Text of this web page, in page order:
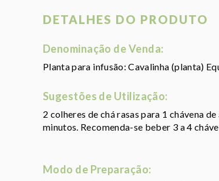
DETALHES DO PRODUTO
Denominação de Venda:
Planta para infusão: Cavalinha (planta)
Sugestões de Utilização:
2 colheres de chá rasas para 1 chávena
minutos. Recomenda-se beber 3 a 4
Modo de Preparação: